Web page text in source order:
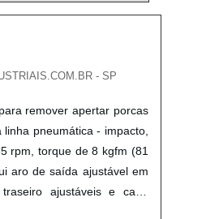
- SP
remover apertar porcas
pneumática - impacto,
rpm, torque de 8 kgfm (81
aro de saída ajustável em
ajustáveis e cabo